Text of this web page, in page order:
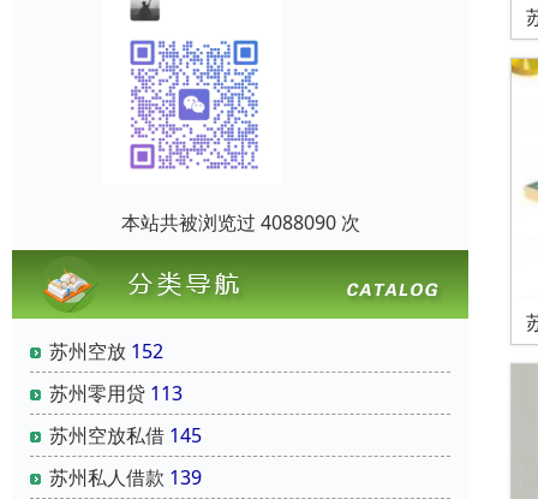
本站共被浏览过 4088090 次
苏州空放 152
苏州零用贷 113
苏州空放私借 145
苏州私人借款 139